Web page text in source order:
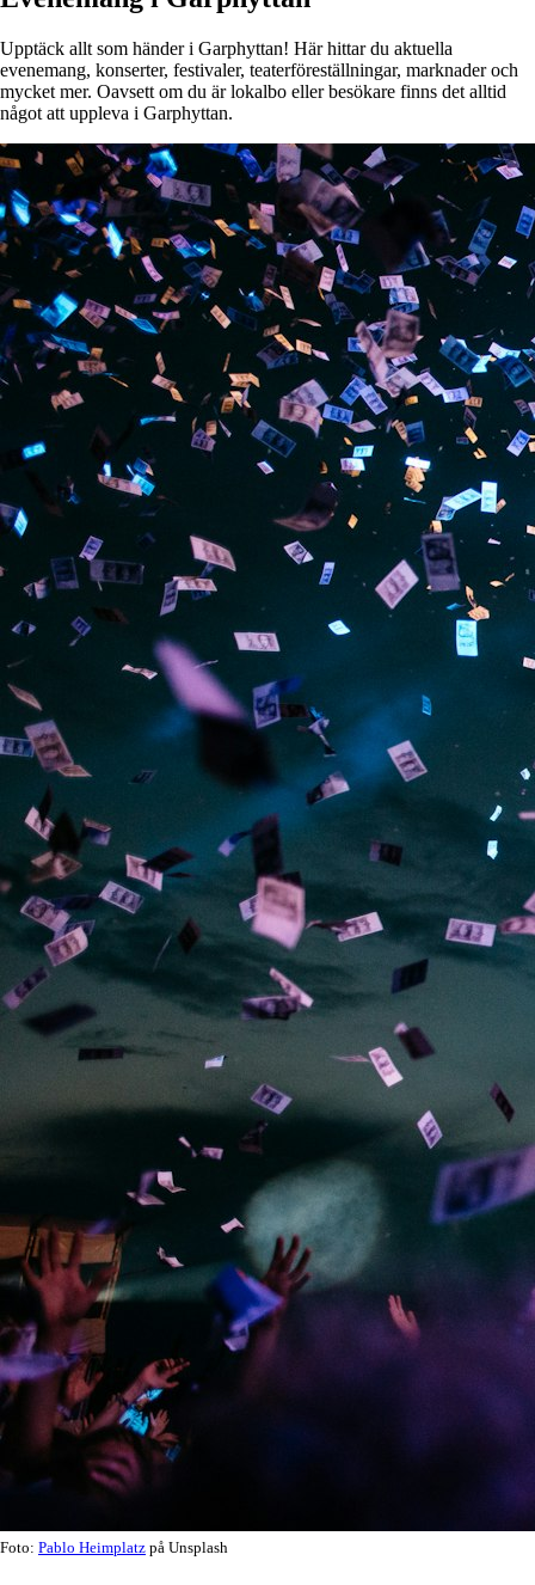
Upptäck allt som händer i Garphyttan! Här hittar du aktuella
evenemang, konserter, festivaler, teaterföreställningar, marknader och
mycket mer. Oavsett om du är lokalbo eller besökare finns det alltid
något att uppleva i Garphyttan.
Foto: Pablo Heimplatz på Unsplash